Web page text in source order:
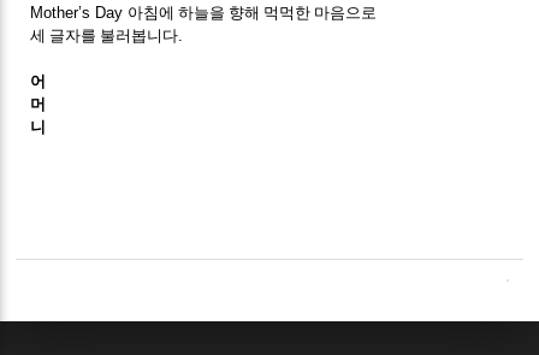
Mother’s Day 아침에 하늘을 향해 먹먹한 마음으로
세 글자를 불러봅니다
어
머
니